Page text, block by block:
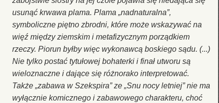
usunąć krwawa plama. Plama „nadnaturalna”,
symboliczne piętno zbrodni, które może wskazywać na
więź między ziemskim i metafizycznym porządkiem
rzeczy. Piorun byłby więc wykonawcą boskiego sądu. (...)
Nie tylko postać tytułowej bohaterki i finał utworu są
wieloznaczne i dające się różnorako interpretować.
Także „zabawa w Szekspira” ze „Snu nocy letniej” nie ma
wyłącznie komicznego i zabawowego charakteru, choć